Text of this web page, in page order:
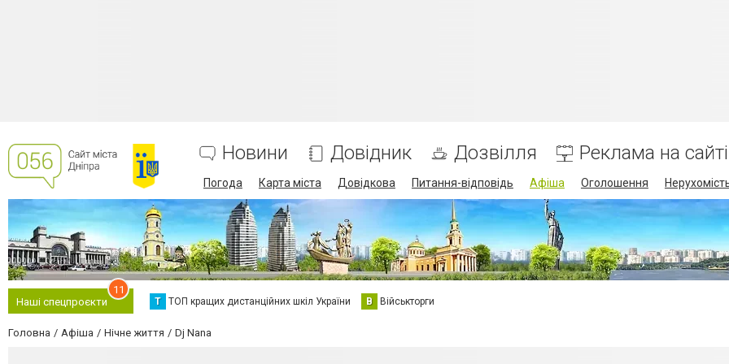
Новини Довідник Дозвілля Реклама на сайті
Погода Карта міста Довідкова Питання-відповідь Афіша Оголошення
Наші спецпроєкти
11
Т ТОП кращих дистанційних шкіл України В Військторги
Головна Афіша Нічне життя Dj Nana